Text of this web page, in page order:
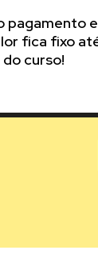
pagamento
fica fixo
curso!